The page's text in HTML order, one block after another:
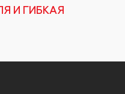
И ГИБКАЯ